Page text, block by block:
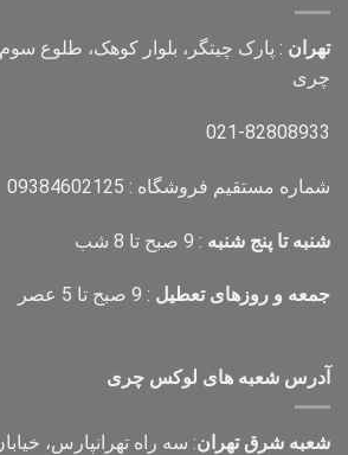
تهران : پارک چیتگر، بلوار کوهک، طلوع
چری
021-82808933
شماره مستقیم فروشگاه : 09384602125
شنبه تا پنج شنبه : 9 صبح تا 8 شب
جمعه و روزهای تعطیل : 9 صبح تا 5 عصر
آدرس شعبه های لوکس چری
شعبه شرق تهران: سه راه تهرانپارس،